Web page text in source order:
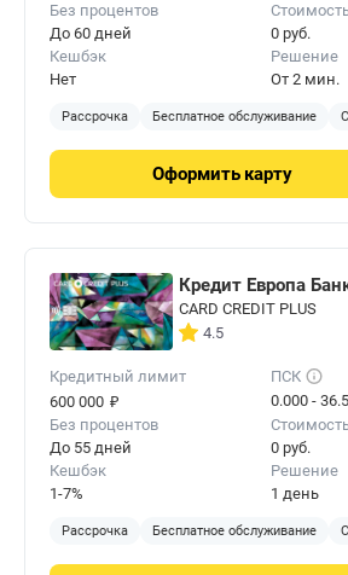
Без процентов
До 60 дней
0 руб.
Кешбэк
Нет
Решение
От 2 мин.
Рассрочка Бесплатное обслуживание
Оформить карту
Кредит Европа
CARD CREDIT PLUS
4.5
Кредитный лимит
600 000 ₽
ПСК
0.000 -
Без процентов
До 55 дней
0 руб.
Кешбэк
1-7%
Решение
1 день
Рассрочка Бесплатное обслуживание